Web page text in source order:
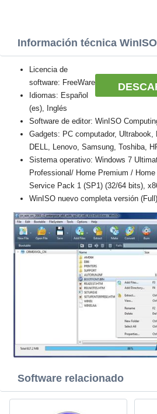
Información técnica WinISO
Licencia de
software: FreeWare
Idiomas: Español
(es), Inglés
Software de editor: WinISO
Gadgets: PC computador, Ultrabook,
DELL, Lenovo, Samsung, Toshiba,
Sistema operativo: Windows 7
Professional/ Home Premium /
Service Pack 1 (SP1) (32/64 bits),
WinISO nuevo completa versión
Software relacionado